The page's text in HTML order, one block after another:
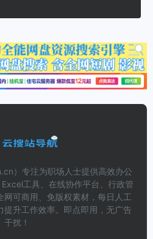
）专注为职场人士提供高效办公
工具、在线协作平台、行政管
可商用、免版权素材，每日人工
提升工作效率。即点即用，无广告
干扰！